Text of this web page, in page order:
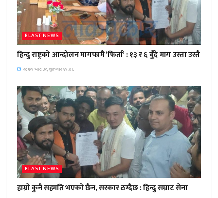
BLAST NEWS
हिन्दु राष्ट्रको आन्दोलन मागपत्रमै ‘फिर्ता’ : १३ र ६ बुँदे माग उस्ता उस्तै
२०७९ भाद्र ३१, शुक्रबार १९:०६
BLAST NEWS
हाम्राे कुनै सहमति भएकाे छैन, सरकार ठग्दैछ : हिन्दु सम्राट सेना